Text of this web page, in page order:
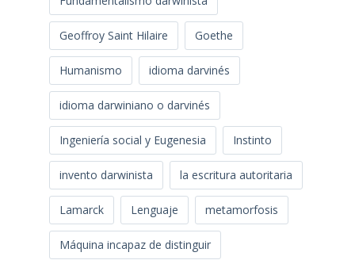
Geoffroy Saint Hilaire Goethe
Humanismo idioma darvinés
idioma darwiniano o darvinés
Ingeniería social y Eugenesia Instinto
invento darwinista la escritura autoritaria
Lamarck Lenguaje metamorfosis
Máquina incapaz de distinguir